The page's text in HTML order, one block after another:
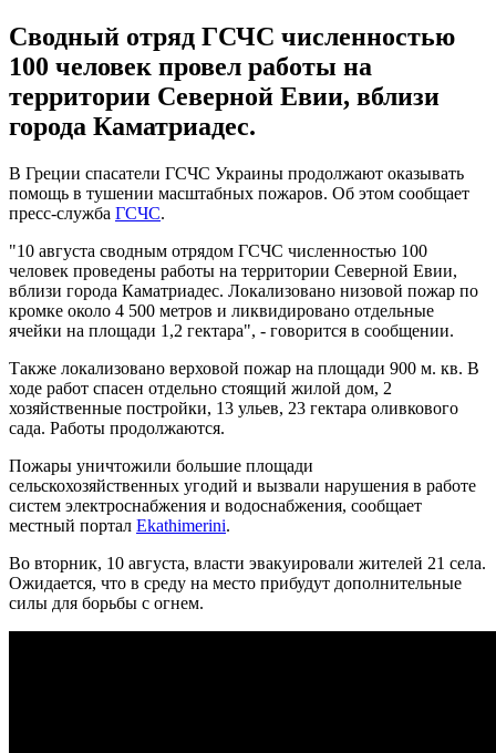
Сводный отряд ГСЧС численностью
100 человек провел работы на
территории Северной Евии, вблизи
города Каматриадес.
В Греции спасатели ГСЧС Украины продолжают оказывать
помощь в тушении масштабных пожаров. Об этом сообщает
пресс-служба ГСЧС.
"10 августа сводным отрядом ГСЧС численностью 100
человек проведены работы на территории Северной Евии,
вблизи города Каматриадес. Локализовано низовой пожар по
кромке около 4 500 метров и ликвидировано отдельные
ячейки на площади 1,2 гектара", - говорится в сообщении.
Также локализовано верховой пожар на площади 900 м. кв. В
ходе работ спасен отдельно стоящий жилой дом, 2
хозяйственные постройки, 13 ульев, 23 гектара оливкового
сада. Работы продолжаются.
Пожары уничтожили большие площади
сельскохозяйственных угодий и вызвали нарушения в работе
систем электроснабжения и водоснабжения, сообщает
местный портал Ekathimerini.
Во вторник, 10 августа, власти эвакуировали жителей 21 села.
Ожидается, что в среду на место прибудут дополнительные
силы для борьбы с огнем.